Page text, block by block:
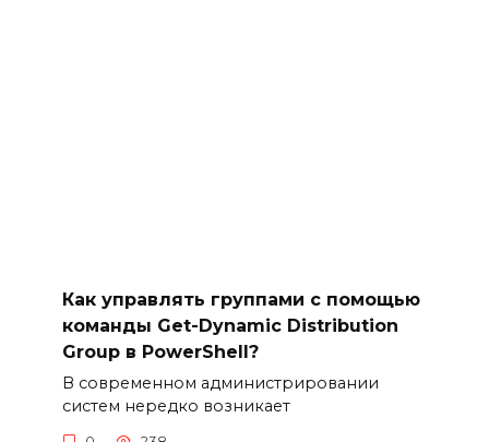
Как управлять группами с помощью
команды Get-Dynamic Distribution
Group в PowerShell?
В современном администрировании
систем нередко возникает